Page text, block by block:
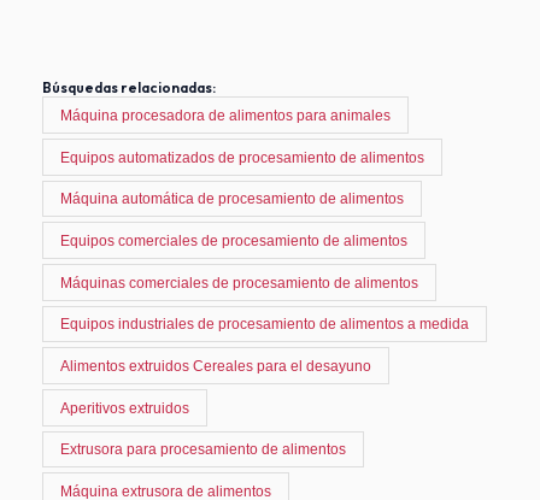
Búsquedas relacionadas:
Máquina procesadora de alimentos para animales
Equipos automatizados de procesamiento de alimentos
Máquina automática de procesamiento de alimentos
Equipos comerciales de procesamiento de alimentos
Máquinas comerciales de procesamiento de alimentos
Equipos industriales de procesamiento de alimentos a medida
Alimentos extruidos Cereales para el desayuno
Aperitivos extruidos
Extrusora para procesamiento de alimentos
Máquina extrusora de alimentos